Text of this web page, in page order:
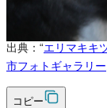
クレジット表記例
出典：“エリマキキ
市フォトギャラリー
コピー